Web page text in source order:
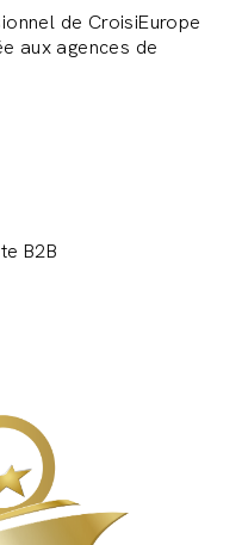
de CroisiEurope
aux agences de
B2B